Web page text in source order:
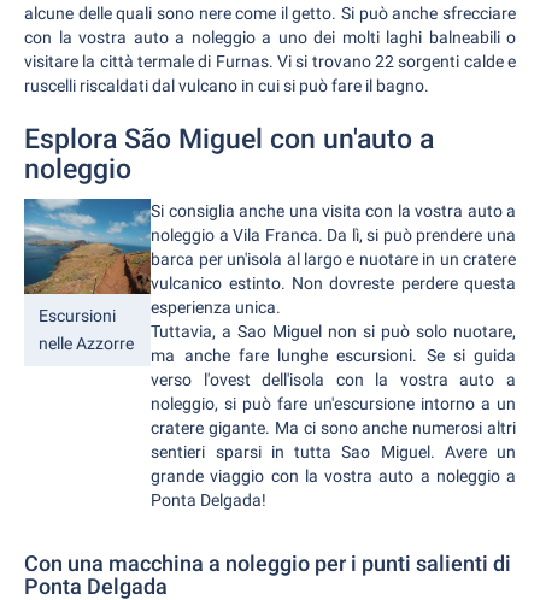
alcune delle quali sono nere come il getto. Si può anche sfrecciare
con la vostra auto a noleggio a uno dei molti laghi balneabili o
visitare la città termale di Furnas. Vi si trovano 22 sorgenti calde e
ruscelli riscaldati dal vulcano in cui si può fare il bagno.
Esplora São Miguel con un'auto a
noleggio
Escursioni
nelle Azzorre
Si consiglia anche una visita con la vostra auto a
noleggio a Vila Franca. Da lì, si può prendere una
barca per un'isola al largo e nuotare in un cratere
vulcanico estinto. Non dovreste perdere questa
esperienza unica.
Tuttavia, a Sao Miguel non si può solo nuotare,
ma anche fare lunghe escursioni. Se si guida
verso l'ovest dell'isola con la vostra auto a
noleggio, si può fare un'escursione intorno a un
cratere gigante. Ma ci sono anche numerosi altri
sentieri sparsi in tutta Sao Miguel. Avere un
grande viaggio con la vostra auto a noleggio a
Ponta Delgada!
Con una macchina a noleggio per i punti salienti di
Ponta Delgada